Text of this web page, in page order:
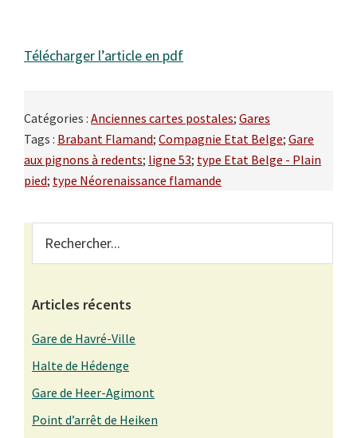
Télécharger l’article en pdf
Catégories : Anciennes cartes postales; Gares
Tags : Brabant Flamand; Compagnie Etat Belge; Gare
aux pignons à redents; ligne 53; type Etat Belge - Plain
pied; type Néorenaissance flamande
Primary
Sidebar
Articles récents
Gare de Havré-Ville
Halte de Hédenge
Gare de Heer-Agimont
Point d’arrêt de Heiken